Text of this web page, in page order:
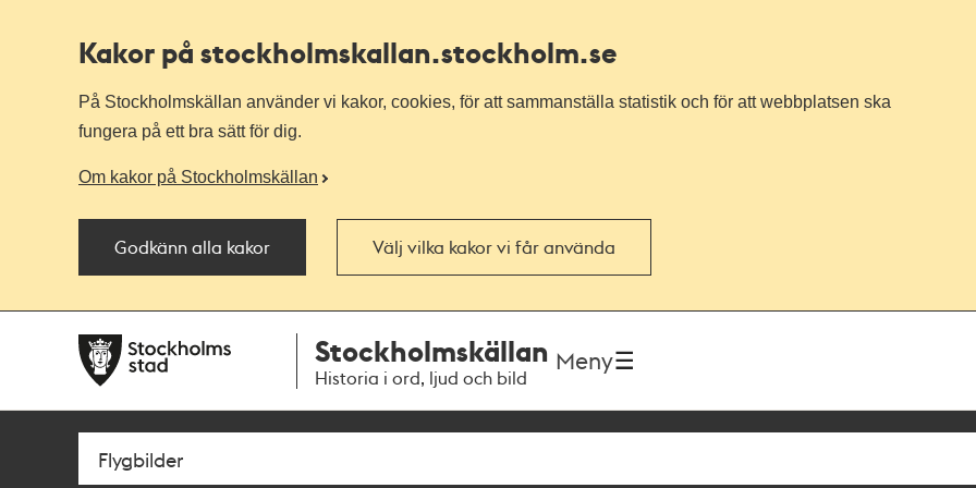
Kakor på stockholmskallan.stockholm.se
På Stockholmskällan använder vi kakor, cookies, för att sammanställa statistik och för att webbplatsen ska
fungera på ett bra sätt för dig.
Om kakor på Stockholmskällan
Godkänn alla kakor Välj vilka kakor vi får använda
navigationen
huvudinnehållet
Stockholmskällan
Historia i ord, ljud och bild
Meny
Sök